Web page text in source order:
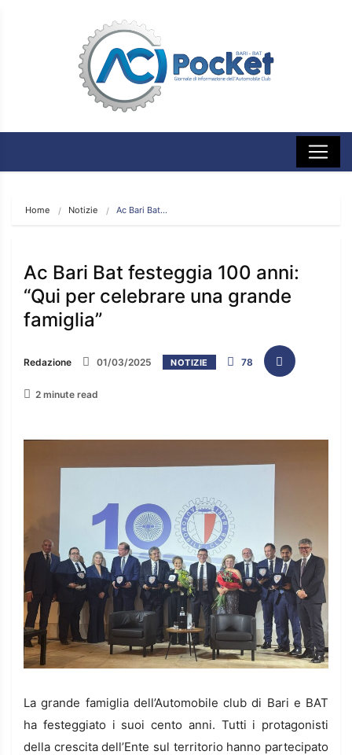
Home Notizie Ac Bari Bat…
Ac Bari Bat festeggia 100 anni:
“Qui per celebrare una grande
famiglia”
Redazione 01/03/2025 NOTIZIE 78
2 minute read
La grande famiglia dell’Automobile club di Bari e BAT
ha festeggiato i suoi cento anni. Tutti i protagonisti
della crescita dell’Ente sul territorio hanno partecipato